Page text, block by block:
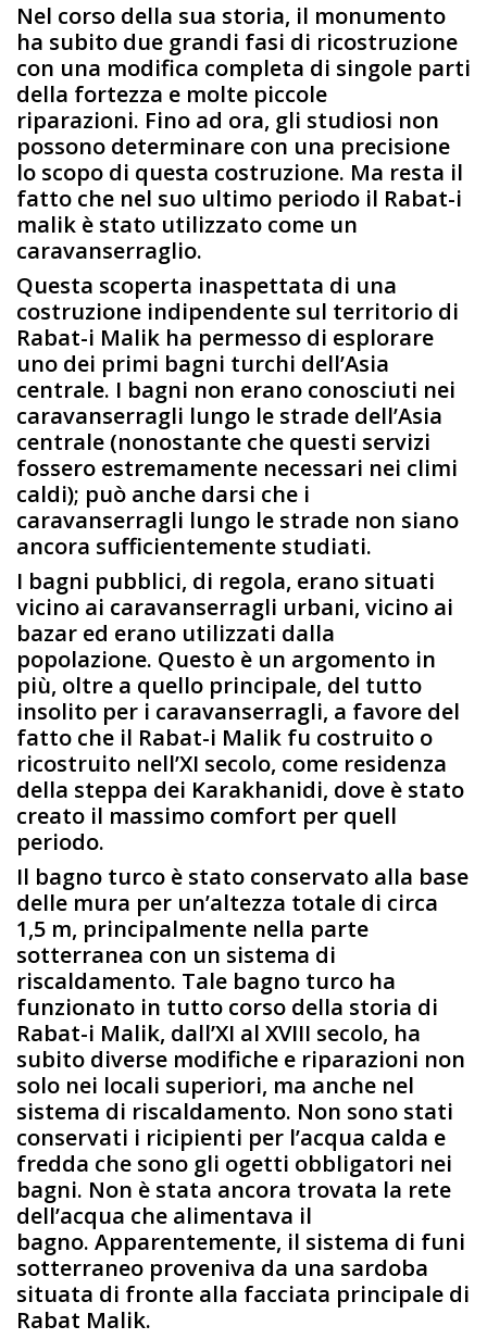
Nel corso della sua storia, il monumento
ha subito due grandi fasi di ricostruzione
con una modifica completa di singole parti
della fortezza e molte piccole
riparazioni. Fino ad ora, gli studiosi non
possono determinare con una precisione
lo scopo di questa costruzione. Ma resta il
fatto che nel suo ultimo periodo il Rabat-i
malik è stato utilizzato come un
caravanserraglio.
Questa scoperta inaspettata di una
costruzione indipendente sul territorio di
Rabat-i Malik ha permesso di esplorare
uno dei primi bagni turchi dell’Asia
centrale. I bagni non erano conosciuti nei
caravanserragli lungo le strade dell’Asia
centrale (nonostante che questi servizi
fossero estremamente necessari nei climi
caldi); può anche darsi che i
caravanserragli lungo le strade non siano
ancora sufficientemente studiati.
I bagni pubblici, di regola, erano situati
vicino ai caravanserragli urbani, vicino ai
bazar ed erano utilizzati dalla
popolazione. Questo è un argomento in
più, oltre a quello principale, del tutto
insolito per i caravanserragli, a favore del
fatto che il Rabat-i Malik fu costruito o
ricostruito nell’XI secolo, come residenza
della steppa dei Karakhanidi, dove è stato
creato il massimo comfort per quell
periodo.
Il bagno turco è stato conservato alla base
delle mura per un’altezza totale di circa
1,5 m, principalmente nella parte
sotterranea con un sistema di
riscaldamento. Tale bagno turco ha
funzionato in tutto corso della storia di
Rabat-i Malik, dall’XI al XVIII secolo, ha
subito diverse modifiche e riparazioni non
solo nei locali superiori, ma anche nel
sistema di riscaldamento. Non sono stati
conservati i ricipienti per l’acqua calda e
fredda che sono gli ogetti obbligatori nei
bagni. Non è stata ancora trovata la rete
dell’acqua che alimentava il
bagno. Apparentemente, il sistema di funi
sotterraneo proveniva da una sardoba
situata di fronte alla facciata principale di
Rabat Malik.